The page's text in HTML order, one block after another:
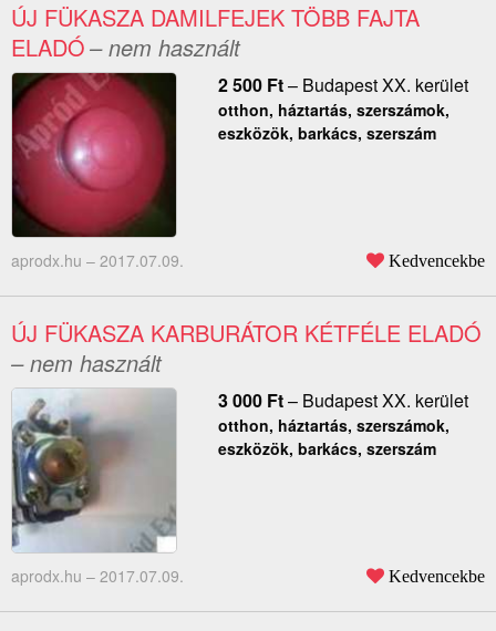
ÚJ FÜKASZA DAMILFEJEK TÖBB FAJTA
ELADÓ– nem használt
2 500 Ft– Budapest XX. kerület
otthon, háztartás, szerszámok,
eszközök, barkács, szerszám
aprodx.hu – 2017.07.09. Kedvencekbe
ÚJ FÜKASZA KARBURÁTOR KÉTFÉLE ELADÓ
– nem használt
3 000 Ft– Budapest XX. kerület
otthon, háztartás, szerszámok,
eszközök, barkács, szerszám
aprodx.hu – 2017.07.09. Kedvencekbe